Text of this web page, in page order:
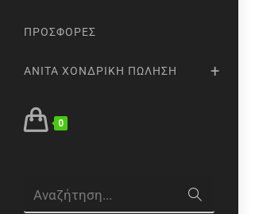
ΠΡΟΣΦΟΡΈΣ
ANITA ΧΟΝΔΡΙΚΉ ΠΏΛΗΣΗ
0
Αναζήτηση...